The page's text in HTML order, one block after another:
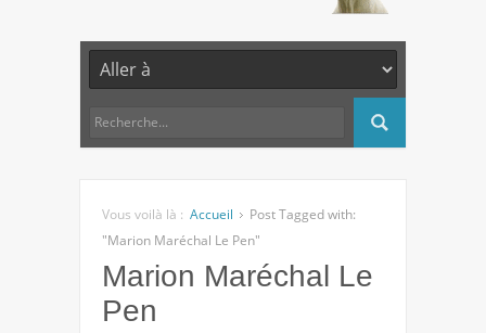
Vous voilà là : Accueil
Post Tagged with:
"Marion Maréchal Le Pen"
Marion Maréchal Le
Pen